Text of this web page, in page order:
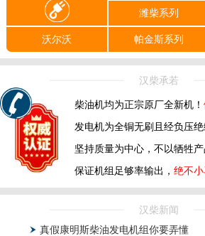
潍柴系列
沃尔沃 帕金斯系列
汉柴承若
柴油机均为正宗原厂全新机！
发电机为全铜无刷且经负压绝
坚持质量为中心，不以牺牲
保证机组足够率输出， 绝不
汉柴新闻
真假康明斯柴油发电机组你要弄懂